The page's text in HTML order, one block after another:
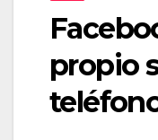
propio